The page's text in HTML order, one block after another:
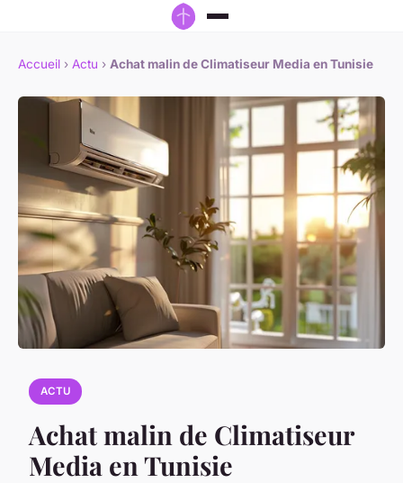
Accueil › Actu › Achat malin de Climatiseur Media en Tunisie
ACTU
Achat malin de Climatiseur
Media en Tunisie